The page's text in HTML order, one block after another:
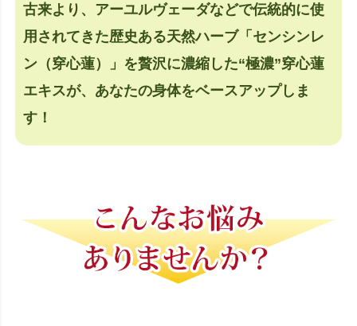
古来より、アーユルヴェーダなどで伝統的に使
用されてきた歴史ある天然ハーブ「センシンレ
ン（穿心蓮）」を贅沢に濃縮した“極濃”穿心蓮
エキスが、あなたの身体をベースアップしま
す！